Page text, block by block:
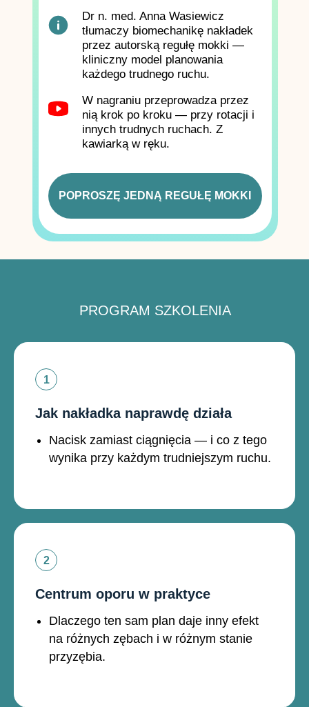
W nagraniu przeprowadza przez
nią krok po kroku — przy rotacji i
innych trudnych ruchach. Z
kawiarką w ręku.
POPROSZĘ JEDNĄ REGUŁĘ MOKKI
Dr n. med. Anna Wasiewicz
tłumaczy biomechanikę nakładek
przez autorską regułę mokki —
kliniczny model planowania
każdego trudnego ruchu.
PROGRAM SZKOLENIA
Jak nakładka naprawdę działa
Nacisk zamiast ciągnięcia — i co z tego
wynika przy każdym trudniejszym ruchu.
Centrum oporu w praktyce
Dlaczego ten sam plan daje inny efekt
na różnych zębach i w różnym stanie
przyzębia.